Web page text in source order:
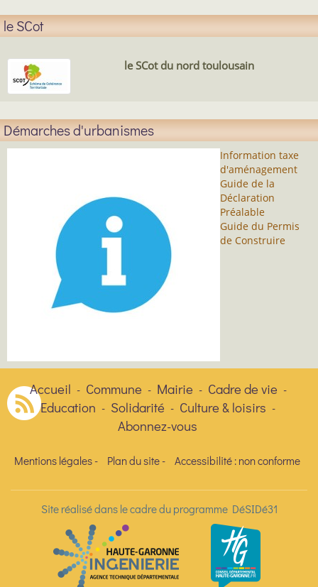
le SCot
le SCot du nord toulousain
Démarches d'urbanismes
Information taxe
d'aménagement
Guide de la
Déclaration
Préalable
Guide du Permis
de Construire
Accueil - Commune - Mairie - Cadre de vie -
Education - Solidarité - Culture & loisirs -
Abonnez-vous
Mentions légales - Plan du site - Accessibilité : non conforme
Site réalisé dans le cadre du programme DéSIDé31